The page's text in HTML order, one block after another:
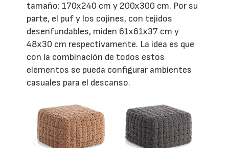
tamaño: 170x240 cm y 200x300 cm. Por su
parte, el puf y los cojines, con tejidos
desenfundables, miden 61x61x37 cm y
48x30 cm respectivamente. La idea es que
con la combinación de todos estos
elementos se pueda configurar ambientes
casuales para el descanso.